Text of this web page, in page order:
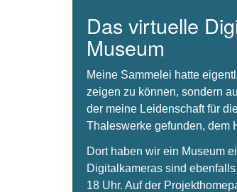
Das virtuelle
Museum
Meine Sammelei hatte
zeigen zu können, sondern
der meine Leidenschaft für
Thaleswerke gefunden, dem
Dort haben wir ein Museum
Digitalkameras sind
18 Uhr. Auf der